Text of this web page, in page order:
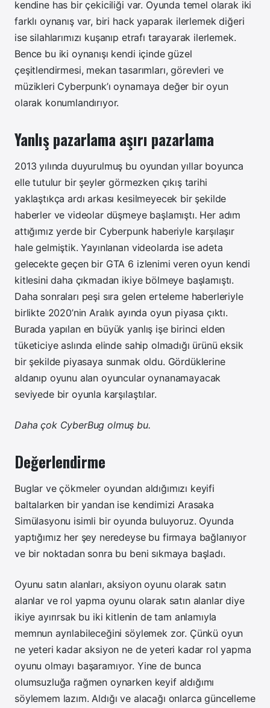
kendine has bir çekiciliği var. Oyunda temel olarak iki
farklı oynanış var, biri hack yaparak ilerlemek diğeri
ise silahlarımızı kuşanıp etrafı tarayarak ilerlemek.
Bence bu iki oynanışı kendi içinde güzel
çeşitlendirmesi, mekan tasarımları, görevleri ve
müzikleri Cyberpunk’ı oynamaya değer bir oyun
olarak konumlandırıyor.
Yanlış pazarlama aşırı pazarlama
2013 yılında duyurulmuş bu oyundan yıllar boyunca
elle tutulur bir şeyler görmezken çıkış tarihi
yaklaştıkça ardı arkası kesilmeyecek bir şekilde
haberler ve videolar düşmeye başlamıştı. Her adım
attığımız yerde bir Cyberpunk haberiyle karşılaşır
hale gelmiştik. Yayınlanan videolarda ise adeta
gelecekte geçen bir GTA 6 izlenimi veren oyun kendi
kitlesini daha çıkmadan ikiye bölmeye başlamıştı.
Daha sonraları peşi sıra gelen erteleme haberleriyle
birlikte 2020’nin Aralık ayında oyun piyasa çıktı.
Burada yapılan en büyük yanlış işe birinci elden
tüketiciye aslında elinde sahip olmadığı ürünü eksik
bir şekilde piyasaya sunmak oldu. Gördüklerine
aldanıp oyunu alan oyuncular oynanamayacak
seviyede bir oyunla karşılaştılar.
Daha çok CyberBug olmuş bu.
Değerlendirme
Buglar ve çökmeler oyundan aldığımızı keyifi
baltalarken bir yandan ise kendimizi Arasaka
Simülasyonu isimli bir oyunda buluyoruz. Oyunda
yaptığımız her şey neredeyse bu firmaya bağlanıyor
ve bir noktadan sonra bu beni sıkmaya başladı.
Oyunu satın alanları, aksiyon oyunu olarak satın
alanlar ve rol yapma oyunu olarak satın alanlar diye
ikiye ayırırsak bu iki kitlenin de tam anlamıyla
memnun ayrılabileceğini söylemek zor. Çünkü oyun
ne yeteri kadar aksiyon ne de yeteri kadar rol yapma
oyunu olmayı başaramıyor. Yine de bunca
olumsuzluğa rağmen oynarken keyif aldığımı
söylemem lazım. Aldığı ve alacağı onlarca güncelleme